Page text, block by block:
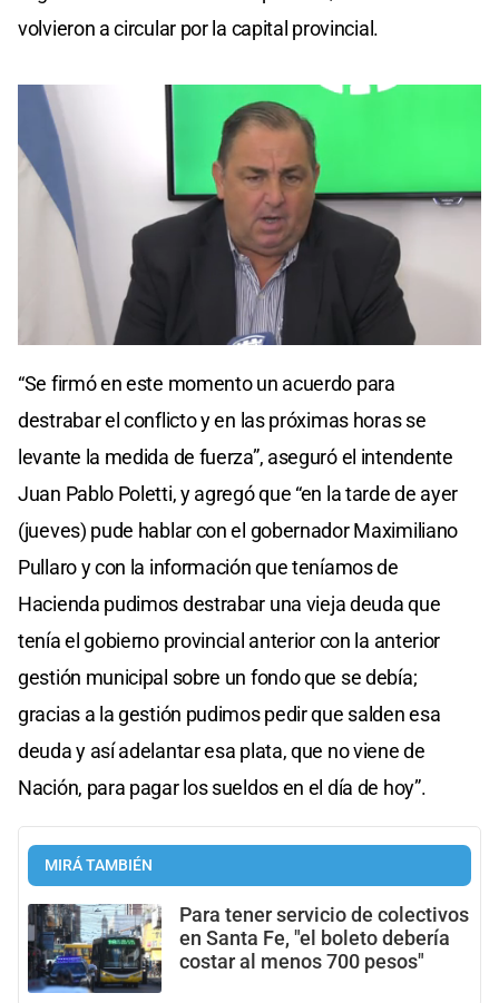
volvieron a circular por la capital provincial.
of
seconds
“Se firmó en este momento un acuerdo para
destrabar el conflicto y en las próximas horas se
levante la medida de fuerza”, aseguró el intendente
Juan Pablo Poletti, y agregó que “en la tarde de ayer
(jueves) pude hablar con el gobernador Maximiliano
Pullaro y con la información que teníamos de
Hacienda pudimos destrabar una vieja deuda que
tenía el gobierno provincial anterior con la anterior
gestión municipal sobre un fondo que se debía;
gracias a la gestión pudimos pedir que salden esa
deuda y así adelantar esa plata, que no viene de
Nación, para pagar los sueldos en el día de hoy”.
MIRÁ TAMBIÉN
Para tener servicio de colectivos
en Santa Fe, "el boleto debería
costar al menos 700 pesos"